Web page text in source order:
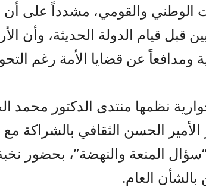
الوطني والقومي، مشدداً على
قبل قيام الدولة الحديثة، وأن
ومدافعاً عن قضايا الأمة رغم
نظمها منتدى الدكتور محمد
الحسن الثقافي بالشراكة مع
المنعة والنهضة”، بحضور
بالشأن العام.